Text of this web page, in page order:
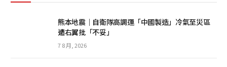
熊本地震｜自衛隊高調運「中國製造」冷氣至災區
遭右翼批「不妥」
7 8 月, 2026